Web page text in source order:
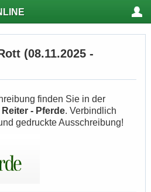
(08.11.2025 -
finden Sie in der
- Pferde. Verbindlich
gedruckte Ausschreibung!